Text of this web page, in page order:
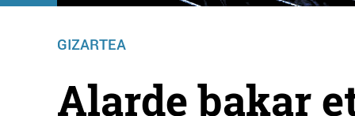
GIZARTEA
Alarde bakar